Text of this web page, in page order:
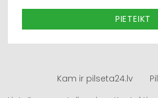
PIETEIKT
Kam ir pilseta24.lv